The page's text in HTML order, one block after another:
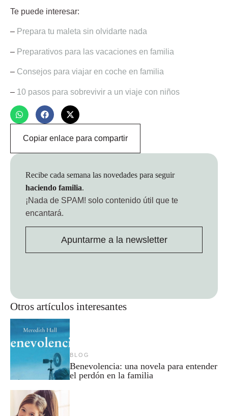
Te puede interesar:
– Prepara tu maleta sin olvidarte nada
– Preparativos para las vacaciones en familia
– Consejos para viajar en coche en familia
– 10 pasos para sobrevivir a un viaje con niños
Copiar enlace para compartir
Otros artículos interesantes
BLOG
Benevolencia: una novela para entender
el perdón en la familia
Recibe cada semana las novedades para seguir
haciendo familia.
¡Nada de SPAM! solo contenido útil que te
encantará.
Apuntarme a la newsletter